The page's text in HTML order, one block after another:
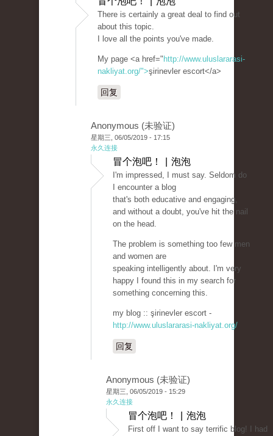
There is certainly a great deal to find out
about this topic.
I love all the points you've made.
My page <a href=" http://www.uluslararasi-
nakliyat.org/">şirinevler escort</a>
回复
Anonymous (未验证)
星期三, 06/05/2019 - 17:15
永久连接
冒个泡吧！ | 泡泡
I'm impressed, I must say. Seldom do
I encounter a blog
that's both educative and engaging,
and without a doubt, you've hit the nail
on the head.
The problem is something too few men
and women are
speaking intelligently about. I'm very
happy I found this in my search for
something concerning this.
my blog :: şirinevler escort -
http://www.uluslararasi-nakliyat.org/
回复
Anonymous (未验证)
星期三, 06/05/2019 - 15:29
永久连接
冒个泡吧！ | 泡泡
First off I want to say terrific blog! I had